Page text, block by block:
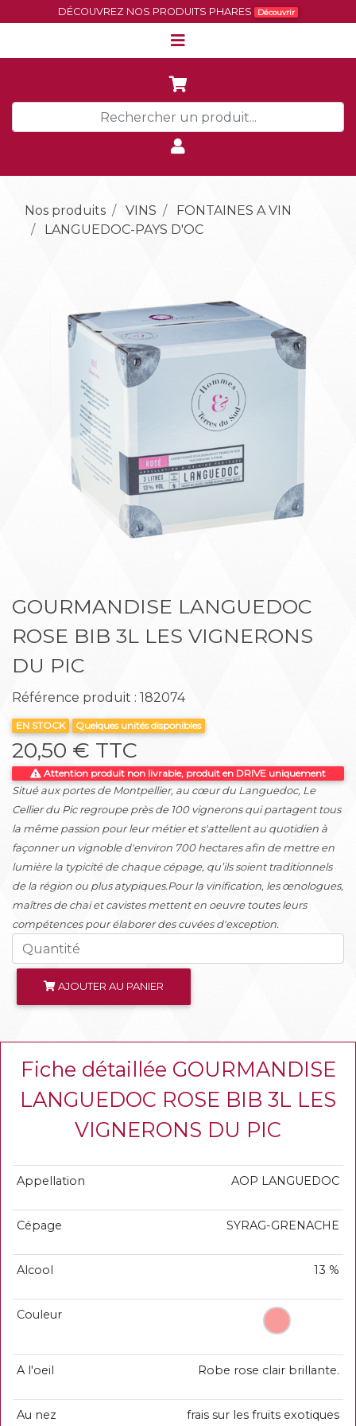
DÉCOUVREZ NOS PRODUITS PHARES Découvrir
Nos produits VINS
FONTAINES A VIN
LANGUEDOC-PAYS D'OC
Précédent
GOURMANDISE LANGUEDOC
ROSE BIB 3L LES VIGNERONS
DU PIC
Référence produit : 182074
EN STOCK Quelques unités disponibles
20,50 € TTC
Attention produit non livrable, produit en DRIVE uniquement
Situé aux portes de Montpellier, au cœur du Languedoc, Le
Cellier du Pic regroupe près de 100 vignerons qui partagent tous
la même passion pour leur métier et s'attellent au quotidien à
façonner un vignoble d'environ 700 hectares afin de mettre en
lumière la typicité de chaque cépage, qu’ils soient traditionnels
de la région ou plus atypiques.Pour la vinification, les œnologues,
maîtres de chai et cavistes mettent en oeuvre toutes leurs
compétences pour élaborer des cuvées d'exception.
AJOUTER AU PANIER
Fiche détaillée GOURMANDISE
LANGUEDOC ROSE BIB 3L LES
VIGNERONS DU PIC
Appellation AOP LANGUEDOC
Cépage SYRAG-GRENACHE
Alcool 13 %
Couleur
A l'oeil Robe rose clair brillante.
Au nez frais sur les fruits exotiques